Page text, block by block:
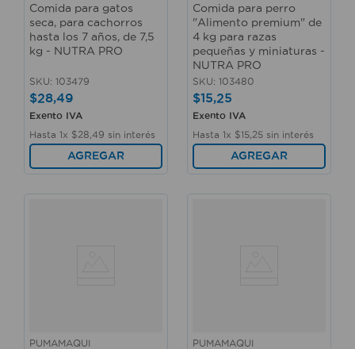
Comida para gatos
seca, para cachorros
hasta los 7 años, de 7,5
kg - NUTRA PRO
SKU: 103479
$28,49
Exento IVA
Hasta 1x $28 49 sin interés
AGREGAR
Comida para perro
"Alimento premium" de
4 kg para razas
pequeñas y miniaturas -
NUTRA PRO
SKU: 103480
$15,25
Exento IVA
Hasta 1x $15 25 sin interés
AGREGAR
PUMAMAQUI PUMAMAQUI